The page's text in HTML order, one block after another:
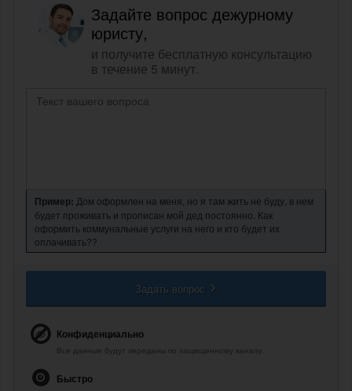
Задайте вопрос дежурному
юристу,
и получите бесплатную консультацию
в течение 5 минут.
Пример: Дом оформлен на меня, но я там жить не буду, в нем
будет проживать и прописан мой дед постоянно. Как
оформить коммунальные услуги на него и кто будет их
оплачивать??
Задать вопрос
Конфиденциально
Все данные будут переданы по защищенному каналу.
Быстро